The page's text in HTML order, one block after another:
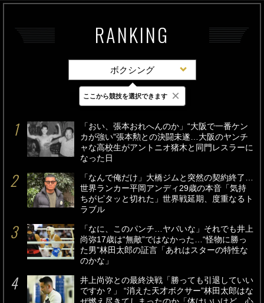
RANKING
ボクシング
最新 24時間 週間
「おい、張本おれへんのか」“大阪で一番ケン
カが強い”張本勲との決闘未遂…大阪のヤンチ
ャな高校生がアントニオ猪木と同門レスラーに
なった日
「なんで俺だけ」大橋ジムと突然の契約終了…
世界ランカー平岡アンディ29歳の本音「気持
ちがピタッと切れた」世界戦延期、度重なるト
ラブル
「なに、このパンチ…ヤバいな」それでも井上
尚弥17歳は“無敵”ではなかった…“怪物に勝っ
た男”林田太郎の証言「あれはスターの特性な
のかな」
井上尚弥との最終決戦「勝っても引退していい
ですか？」 “消えた天才ボクサー”林田太郎はな
ここから競技を選択できます ×